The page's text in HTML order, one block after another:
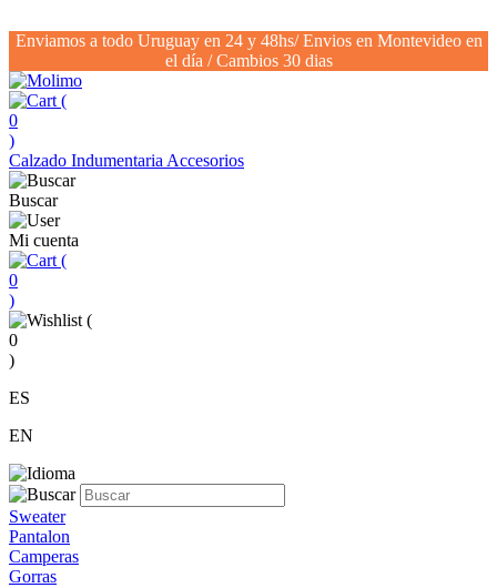
Enviamos a todo Uruguay en 24 y 48hs/ Envios en Montevideo en
el día / Cambios 30 dias
(
0
)
Calzado Indumentaria Accesorios
Buscar
Mi cuenta
(
0
)
(
0
)
ES
EN
Sweater
Pantalon
Camperas
Gorras